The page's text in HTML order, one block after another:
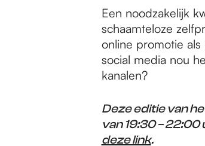
Een noodzakelijk
schaamteloze
online promotie
social media nou
kanalen?
Deze editie van
van 19:30 – 22:00
deze link.